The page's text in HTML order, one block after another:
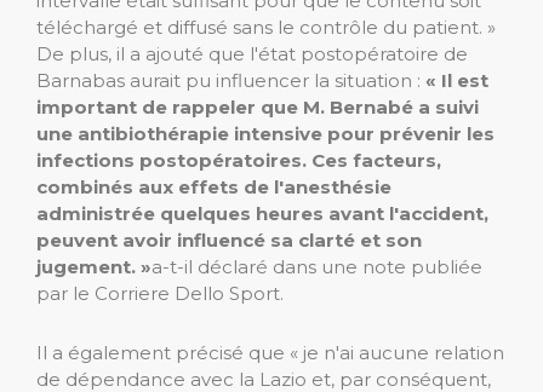
téléchargé et diffusé sans le contrôle du patient. »
De plus, il a ajouté que l'état postopératoire de
Barnabas aurait pu influencer la situation : « Il est
important de rappeler que M. Bernabé a suivi
une antibiothérapie intensive pour prévenir les
infections postopératoires. Ces facteurs,
combinés aux effets de l'anesthésie
administrée quelques heures avant l'accident,
peuvent avoir influencé sa clarté et son
jugement. »a-t-il déclaré dans une note publiée
par le Corriere Dello Sport.
Il a également précisé que « je n'ai aucune relation
de dépendance avec la Lazio et, par conséquent,